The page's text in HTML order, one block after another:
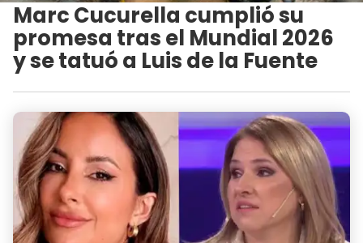
Marc Cucurella cumplió su
promesa tras el Mundial 2026
y se tatuó a Luis de la Fuente